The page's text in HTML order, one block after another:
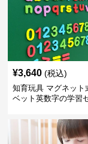
¥3,640 (税込)
知育玩具 マグネット
ベット英数字の学習